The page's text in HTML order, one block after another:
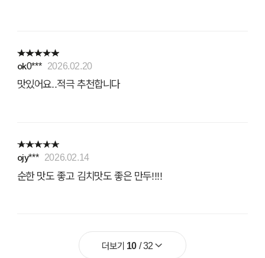
ok0*** 2026.02.20
맛있어요..적극 추천합니다
ojy*** 2026.02.14
순한 맛도 좋고 김치맛도 좋은 만두!!!!
더보기 10/32